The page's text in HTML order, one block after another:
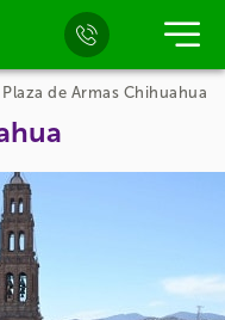
Plaza de Armas Chihuahua